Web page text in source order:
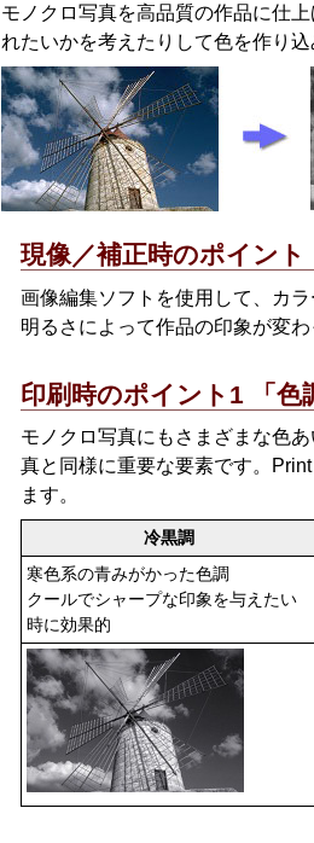
モノクロ写真を高品質の作品に仕
れたいかを考えたりして色を作り込
現像／補正時のポイント
画像編集ソフトを使用して、カ
明るさによって作品の印象が変わ
印刷時のポイント1 「色
モノクロ写真にもさまざまな色あ
真と同様に重要な要素です。
ます。
冷黒調
寒色系の青みがかった色調
クールでシャープな印象を与えたい
時に効果的